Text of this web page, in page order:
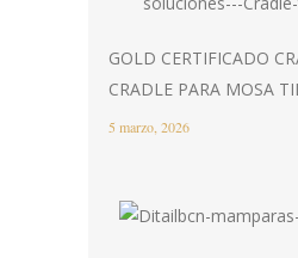
GOLD CERTIFICADO
CRADLE PARA MOSA
5 marzo, 2026